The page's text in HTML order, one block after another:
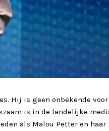
Hij is geen onbekende voor
is in de landelijke
als Malou Petter en haar